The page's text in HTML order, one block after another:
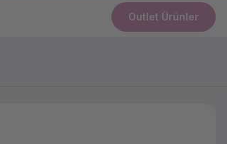
Outlet Ürünler